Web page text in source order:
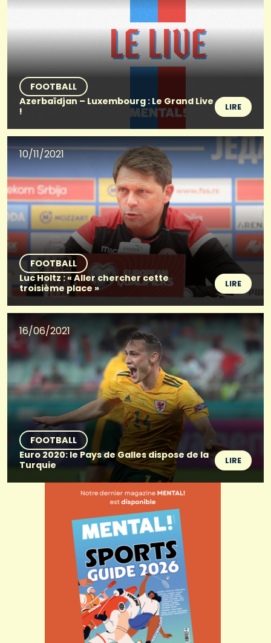
FOOTBALL
Azerbaïdjan – Luxembourg : Le Grand Live
!
LIRE
10/11/2021
FOOTBALL
Luc Holtz : « Aller chercher cette
troisième place »
LIRE
16/06/2021
FOOTBALL
Euro 2020: le Pays de Galles dispose de la
Turquie
LIRE